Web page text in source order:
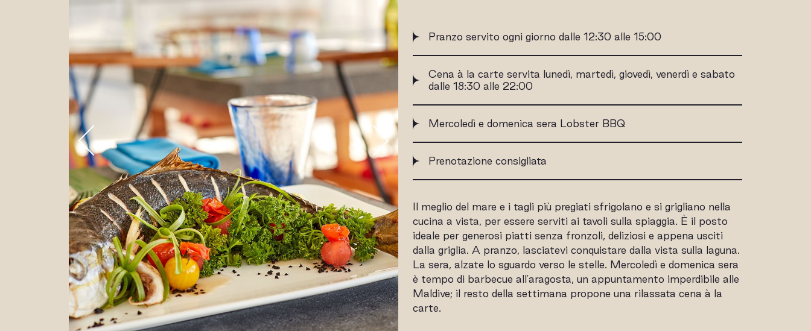
Pranzo servito ogni giorno dalle 12:30 alle 15:00
Cena à la carte servita lunedì, martedì, giovedì, venerdì e sabato
dalle 18:30 alle 22:00
Mercoledì e domenica sera Lobster BBQ
Prenotazione consigliata
Il meglio del mare e i tagli più pregiati sfrigolano e si grigliano nella
cucina a vista, per essere serviti ai tavoli sulla spiaggia. È il posto
ideale per generosi piatti senza fronzoli, deliziosi e appena usciti
dalla griglia. A pranzo, lasciatevi conquistare dalla vista sulla laguna.
La sera, alzate lo sguardo verso le stelle. Mercoledì e domenica sera
è tempo di barbecue all'aragosta, un appuntamento imperdibile alle
Maldive; il resto della settimana propone una rilassata cena à la
carte.